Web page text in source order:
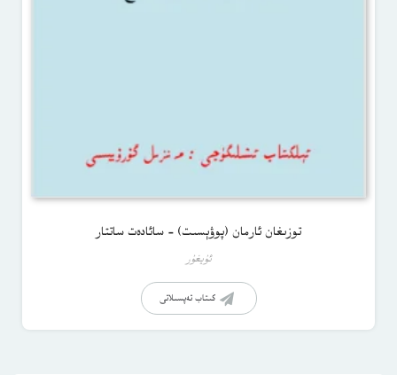
توزىغان ئارمان (پوۋېسىت) – سائادەت ساتتار
ئۇيغۇر
كىتاب تەپسىلاتى